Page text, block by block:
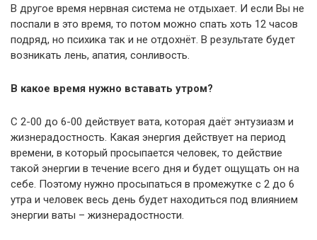
В другое время нервная система не отдыхает. И если Вы не
поспали в это время, то потом можно спать хоть 12 часов
подряд, но психика так и не отдохнёт. В результате будет
возникать лень, апатия, сонливость.
В какое время нужно вставать утром?
С 2-00 до 6-00 действует вата, которая даёт энтузиазм и
жизнерадостность. Какая энергия действует на период
времени, в который просыпается человек, то действие
такой энергии в течение всего дня и будет ощущать он на
себе. Поэтому нужно просыпаться в промежутке с 2 до 6
утра и человек весь день будет находиться под влиянием
энергии ваты – жизнерадостности.